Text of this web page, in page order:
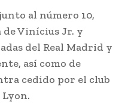
al número 10,
Vinícius Jr. y
del Real Madrid y
así como de
cedido por el club